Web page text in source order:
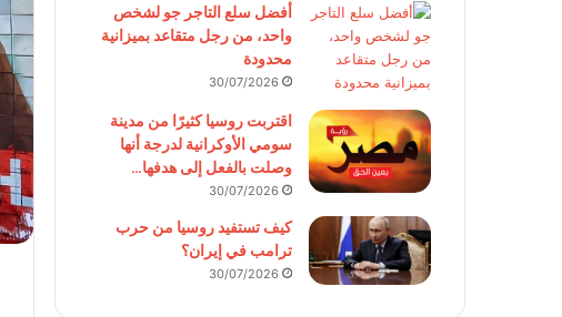
أفضل سلع التاجر جو لشخص
واحد، من رجل متقاعد بميزانية
محدودة
30/07/2026
اقتربت روسيا كثيرًا من مدينة
سومي الأوكرانية لدرجة أنها
وصلت بالفعل إلى هدفها…
30/07/2026
كيف تستفيد روسيا من حرب
ترامب في إيران؟
30/07/2026